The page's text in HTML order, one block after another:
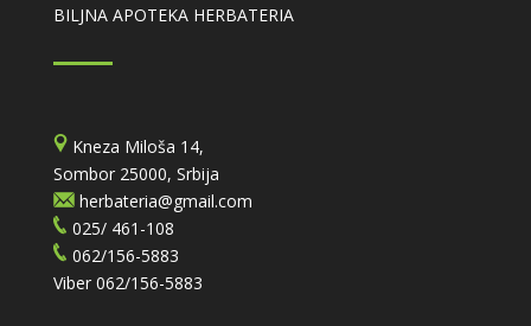
BILJNA APOTEKA HERBATERIA
Kneza Miloša 14,
Sombor 25000, Srbija
herbateria@gmail.com
025/ 461-108
062/156-5883
Viber 062/156-5883